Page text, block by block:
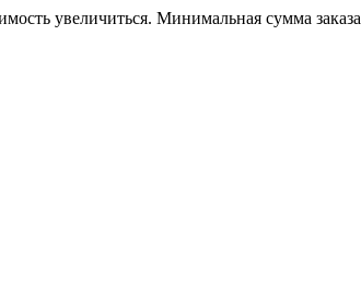
увеличиться. Минимальная сумма заказа